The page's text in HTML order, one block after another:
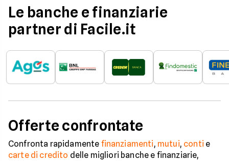
Le banche e finanziarie
partner di Facile.it
Offerte confrontate
Confronta rapidamente finanziamenti, mutui, conti e
carte di credito delle migliori banche e finanziarie,